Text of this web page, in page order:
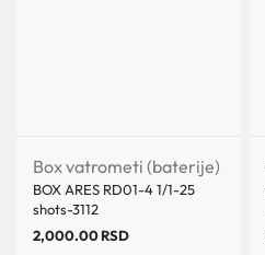
Box vatrometi (baterije)
BOX ARES RD01-4 1/1-25
shots-3112
2,000.00RSD